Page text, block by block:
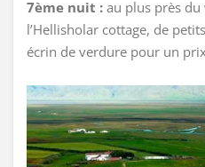
7ème nuit : au plus près
l’Hellisholar cottage, de
écrin de verdure pour un